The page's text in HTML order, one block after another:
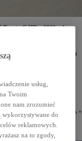
Toyoty C-HR z 2023 roku
2. generacji jego pozycja
3686 egz. tego modelu,
są dostępne ostatnie
Force objęto ofertą
Akcja rabatowa obejmuje
AWD-i.
a także Leasingu 102,5% +
usług,
Twoim
nam zrozumieć
wykorzystywane do
celów reklamowych.
na to zgody,